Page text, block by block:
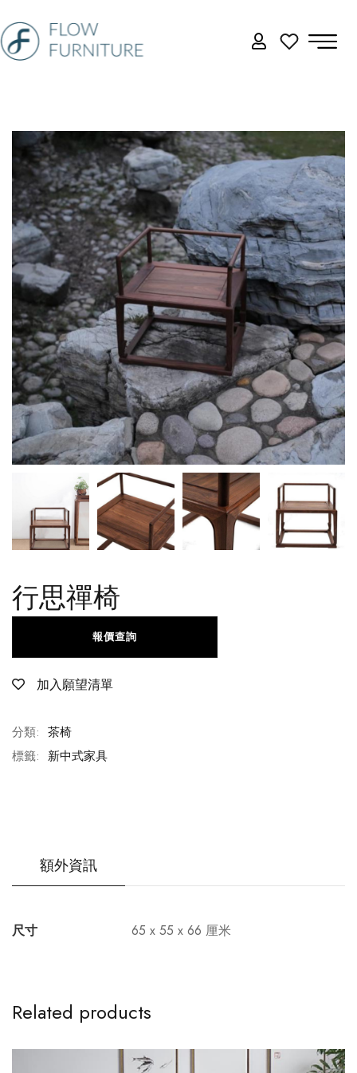
行思禪椅
加入願望清單
報價查詢
分類: 茶椅
標籤: 新中式家具
額外資訊
尺寸 65 x 55 x 66 厘米
Related products